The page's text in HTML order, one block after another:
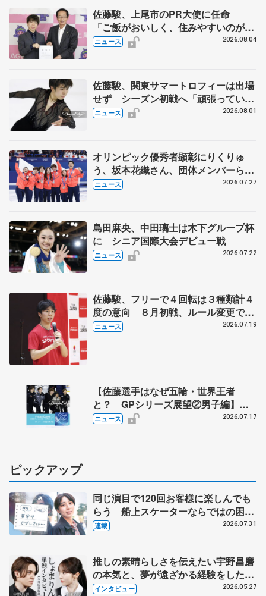
佐藤駿、上尾市のPR大使に任命
「ご飯がおいしく、住みやすいのが魅
力」
ニュース 2026.08.04
佐藤駿、関東サマートロフィーは出場
せず シーズン初戦へ「頑張っていき
ます」
ニュース 2026.08.01
オリンピック優秀者顕彰にりくりゅ
う、坂本花織さん、団体メンバーら
8月7日に文科省が表彰式、ブルーノ・
ニュース 2026.07.27
島田麻央、中田璃士は木下グループ杯
に シニア国際大会デビュー戦
ニュース 2026.07.22
佐藤駿、フリーで４回転は３種類計４
度の意向 ８月初戦、ルール変更で
「点数の出方確認したい」
ニュース 2026.07.19
【佐藤選手はなぜ五輪・世界王者
と？ GPシリーズ展望②男子編】
ポッドキャスト#73を配信
ニュース 2026.07.17
ピックアップ
同じ演目で120回お客様に楽しんでも
らう 船上スケーターならではの困難
とは 影響あったPIW前キャプテン松
連載 2026.07.31
推しの素晴らしさを伝えたい宇野昌磨
の本気と、夢が遠ざかる経験をした本
田真凜の覚悟
インタビュー 2026.05.27